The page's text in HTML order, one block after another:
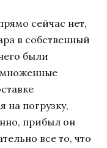
сейчас нет,
в собственный
были
на погрузку,
прибыл он
все то, что